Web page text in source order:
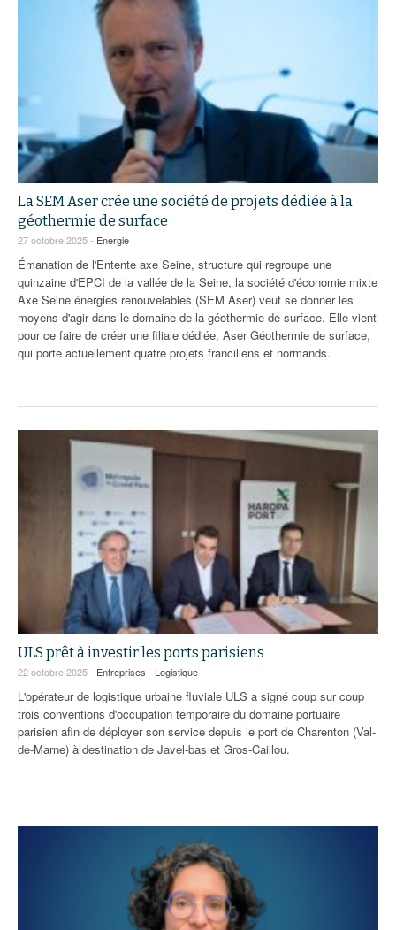
La SEM Aser crée une société de projets dédiée à la
géothermie de surface
27 octobre 2025 - Energie
Émanation de l'Entente axe Seine, structure qui regroupe une
quinzaine d'EPCI de la vallée de la Seine, la société d'économie mixte
Axe Seine énergies renouvelables (SEM Aser) veut se donner les
moyens d'agir dans le domaine de la géothermie de surface. Elle vient
pour ce faire de créer une filiale dédiée, Aser Géothermie de surface,
qui porte actuellement quatre projets franciliens et normands.
ULS prêt à investir les ports parisiens
22 octobre 2025 - Entreprises - Logistique
L'opérateur de logistique urbaine fluviale ULS a signé coup sur coup
trois conventions d'occupation temporaire du domaine portuaire
parisien afin de déployer son service depuis le port de Charenton (Val-
de-Marne) à destination de Javel-bas et Gros-Caillou.